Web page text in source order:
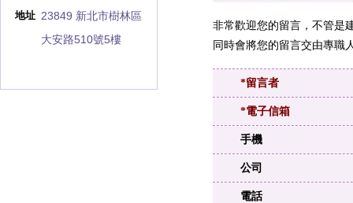
地址 23849 新北市樹林區
大安路510號5樓
非常歡迎您的留言，不管是
同時會將您的留言交由專職
*留言者
*電子信箱
手機
公司
電話